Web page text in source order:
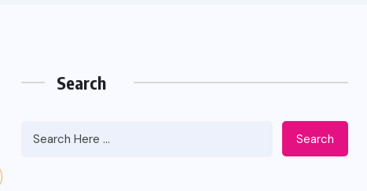
Search
Search